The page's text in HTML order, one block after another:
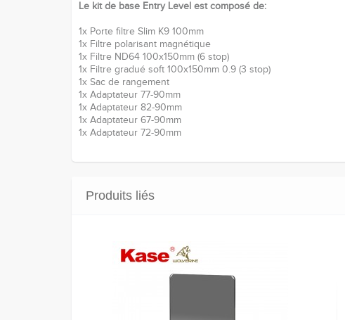
Le kit de base Entry Level est composé de:
1x Porte filtre Slim K9 100mm
1x Filtre polarisant magnétique
1x Filtre ND64 100x150mm (6 stop)
1x Filtre gradué soft 100x150mm 0.9 (3 stop)
1x Sac de rangement
1x Adaptateur 77-90mm
1x Adaptateur 82-90mm
1x Adaptateur 67-90mm
1x Adaptateur 72-90mm
Produits liés